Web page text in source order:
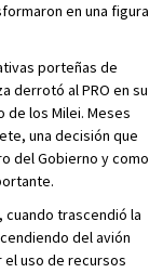
en una figura
porteñas de
derrotó al PRO en su
los Milei. Meses
una decisión que
del Gobierno y como
cuando trascendió la
del avión
el uso de recursos